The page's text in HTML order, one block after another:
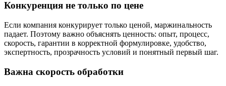
Конкуренция не только по цене
Если компания конкурирует только ценой, маржинальность
падает. Поэтому важно объяснять ценность: опыт, процесс,
скорость, гарантии в корректной формулировке, удобство,
экспертность, прозрачность условий и понятный первый шаг.
Важна скорость обработки